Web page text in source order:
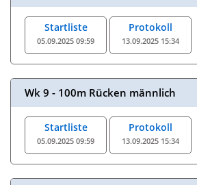
Startliste
05.09.2025 09:59
Protokoll
13.09.2025 15:34
Wk 9 - 100m Rücken männlich
Startliste
05.09.2025 09:59
Protokoll
13.09.2025 15:34